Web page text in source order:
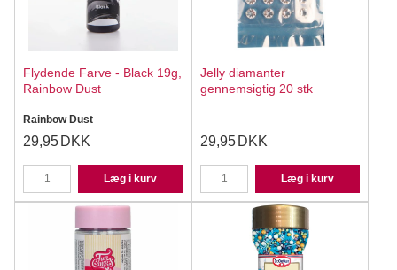
Flydende Farve - Black 19g,
Rainbow Dust
Rainbow Dust
29,95 DKK
Læg i kurv
Jelly diamanter
gennemsigtig 20 stk
29,95 DKK
Læg i kurv